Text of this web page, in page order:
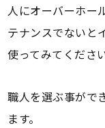
人にオーバーホー
テナンスでないと
使ってみてください
職人を選ぶ事がで
ます。